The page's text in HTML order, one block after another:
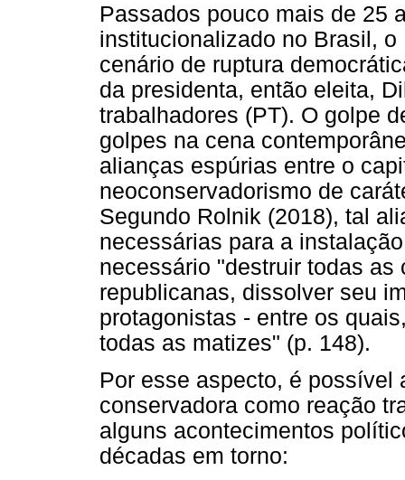
Passados pouco mais de 25
institucionalizado no Brasil,
cenário de ruptura
da presidenta, então eleita,
trabalhadores (PT). O golpe
golpes na cena
alianças espúrias entre o
neoconservadorismo de
Segundo Rolnik (2018), tal
necessárias para a
necessário "destruir todas
republicanas, dissolver seu
protagonistas - entre os
todas as matizes" (p. 148).
Por esse aspecto, é possível
conservadora como reação
alguns acontecimentos
décadas em torno: